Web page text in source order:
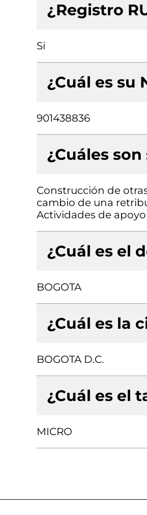
¿Registro
Si
¿Cuál es su
901438836
¿Cuáles
Construcción de
cambio de una
Actividades de
¿Cuál es el
BOGOTA
¿Cuál es la
BOGOTA D.C.
¿Cuál es el
MICRO